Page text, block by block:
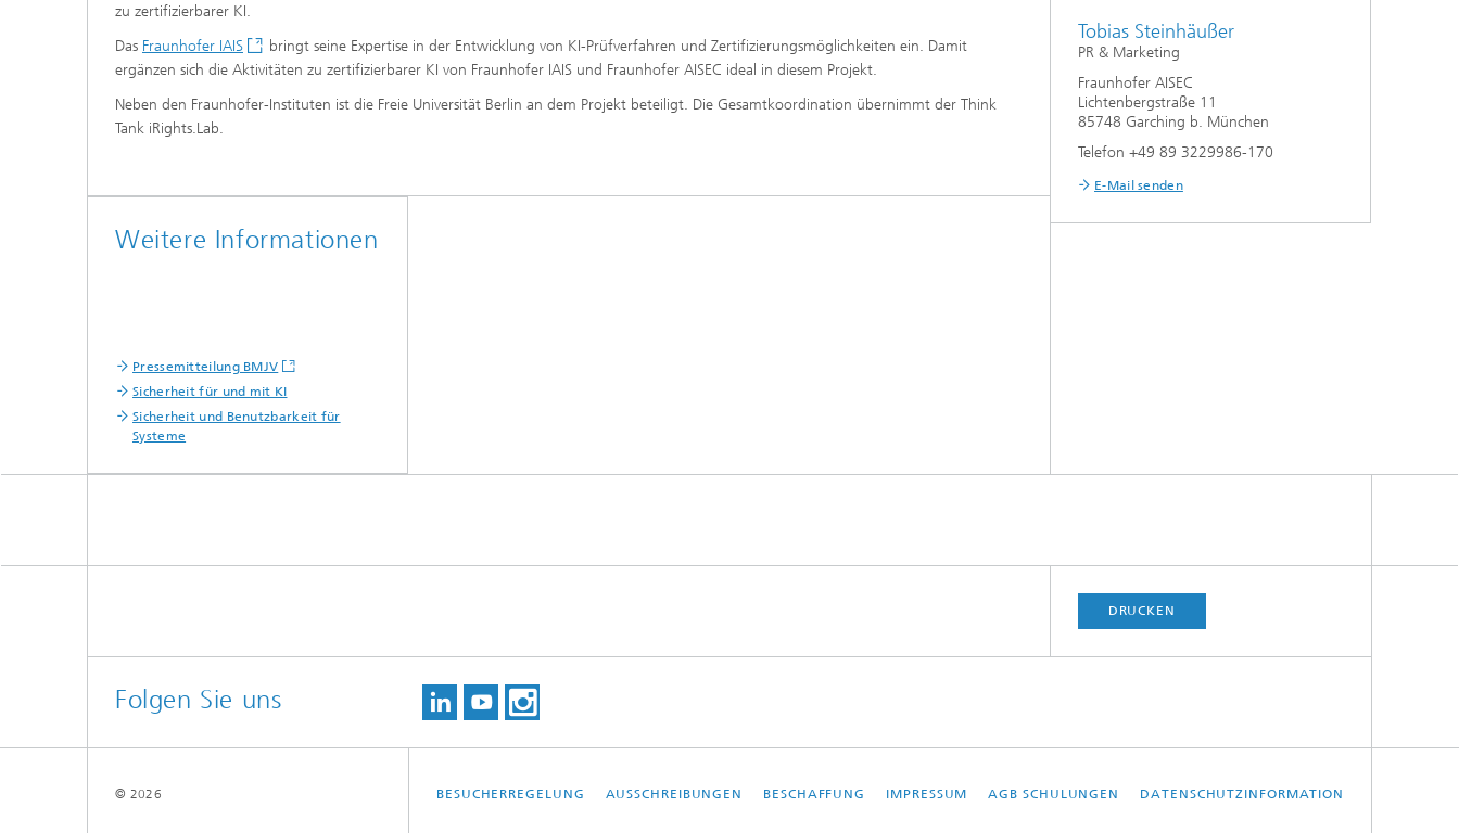
zu zertifizierbarer KI.
Das Fraunhofer IAIS
bringt seine Expertise in der Entwicklung von KI-Prüfverfahren und Zertifizierungsmöglichkeiten ein. Damit
ergänzen sich die Aktivitäten zu zertifizierbarer KI von Fraunhofer IAIS und Fraunhofer AISEC ideal in diesem Projekt.
Neben den Fraunhofer-Instituten ist die Freie Universität Berlin an dem Projekt beteiligt. Die Gesamtkoordination übernimmt der Think
Tank iRights.Lab.
Weitere Informationen
Pressemitteilung BMJV
Sicherheit für und mit KI
Sicherheit und Benutzbarkeit für
Systeme
Tobias Steinhäußer
PR & Marketing
Fraunhofer AISEC
Lichtenbergstraße 11
85748 Garching b. München
Telefon +49 89 3229986-170
E-Mail senden
DRUCKEN
Folgen Sie uns
BESUCHERREGELUNG AUSSCHREIBUNGEN BESCHAFFUNG IMPRESSUM AGB SCHULUNGEN DATENSCHUTZINFORMATION
© 2026